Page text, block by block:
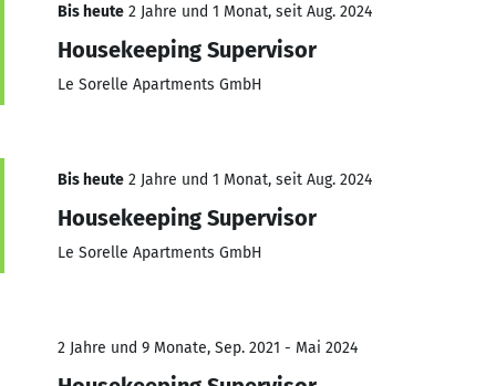
Bis heute 2 Jahre und 1 Monat, seit Aug. 2024
Housekeeping Supervisor
Le Sorelle Apartments GmbH
Bis heute 2 Jahre und 1 Monat, seit Aug. 2024
Housekeeping Supervisor
Le Sorelle Apartments GmbH
2 Jahre und 9 Monate, Sep. 2021 - Mai 2024